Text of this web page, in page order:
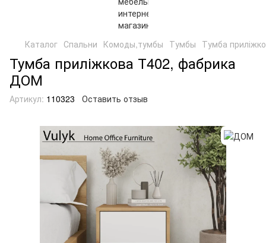
Каталог Спальни Комоды,тумбы Тумбы Тумба
Тумба приліжкова Т402, фабрика
ДОМ
Артикул: 110323 Оставить отзыв